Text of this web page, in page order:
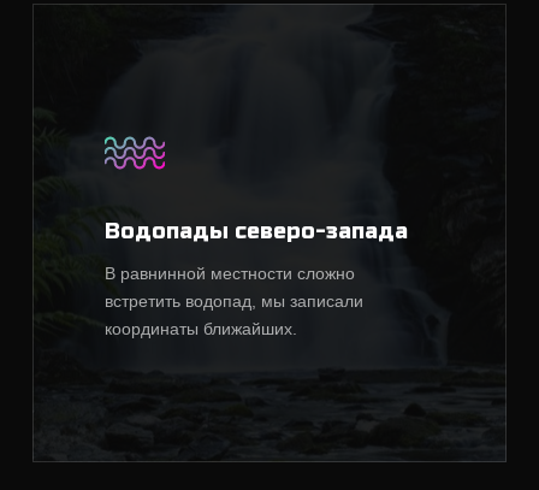
Водопады северо-запада
В равнинной местности сложно
встретить водопад, мы записали
координаты ближайших.